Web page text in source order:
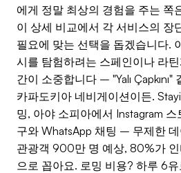
에게 정말 최상의 경험을 주는 쪽
이 상세 비교에서 각 서비스의 장
필요에 맞는 선택을 돕겠습니다.
시를 탐험하려는 스페인이나 라
간이 소중합니다 – "Yalı
카파도키아 네비게이션이든.
밍, 아야 소피아에서 Instagram
구와 WhatsApp 채팅 – 무제한
관광객 900만 명 예상, 80%가
으로 꼽아요. 로밍 비용? 하루 6